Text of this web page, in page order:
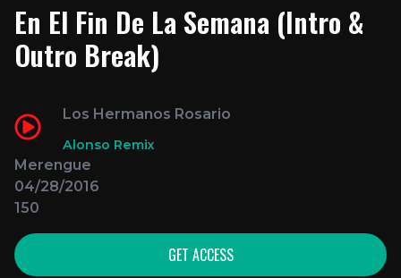
En El Fin De La Semana (Intro &
Outro Break)
Los Hermanos Rosario
Alonso Remix
Merengue
04/28/2016
150
GET ACCESS